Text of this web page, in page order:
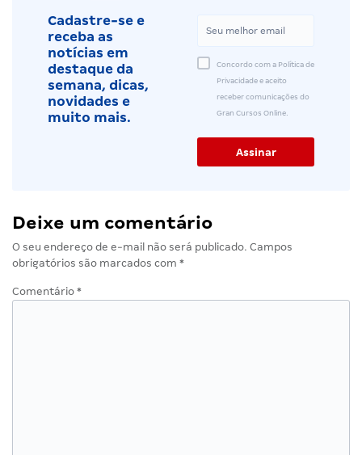
Cadastre-se e
receba as
notícias em
destaque da
semana, dicas,
novidades e
muito mais.
Concordo com a Política de
Privacidade e aceito
receber comunicações do
Gran Cursos Online.
Deixe um comentário
O seu endereço de e-mail não será publicado. Campos
obrigatórios são marcados com *
Comentário *